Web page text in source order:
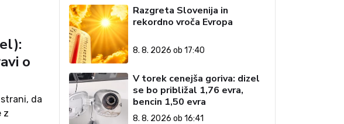
o
da
z
Razgreta Slovenija in
rekordno vroča Evropa
8. 8. 2026 ob 17:40
V torek cenejša goriva: dizel
se bo približal 1,76 evra,
bencin 1,50 evra
8. 8. 2026 ob 16:41